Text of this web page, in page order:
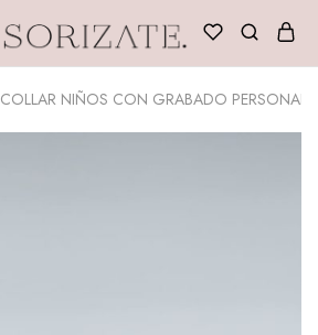
COLLAR NIÑOS CON GRABADO